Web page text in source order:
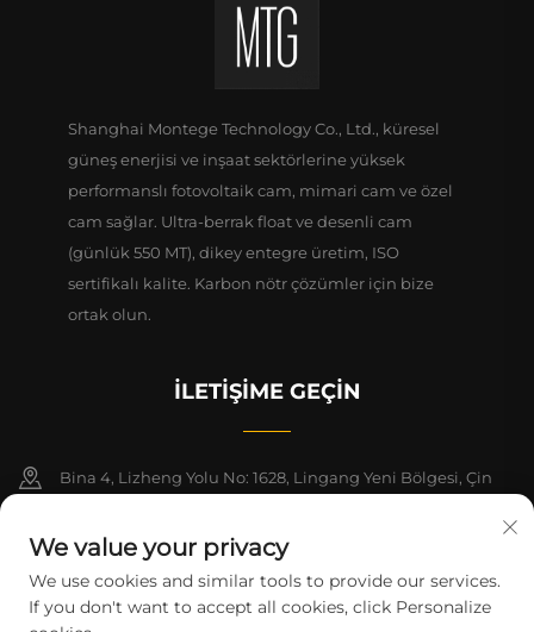
Shanghai Montege Technology Co., Ltd., küresel
güneş enerjisi ve inşaat sektörlerine yüksek
performanslı fotovoltaik cam, mimari cam ve özel
cam sağlar. Ultra-berrak float ve desenli cam
(günlük 550 MT), dikey entegre üretim, ISO
sertifikalı kalite. Karbon nötr çözümler için bize
ortak olun.
İLETIŞIME GEÇIN
Bina 4, Lizheng Yolu No: 1628, Lingang Yeni Bölgesi, Çin
+86-15124919712
[email protected]
We value your privacy
We use cookies and similar tools to provide our services.
If you don't want to accept all cookies, click Personalize